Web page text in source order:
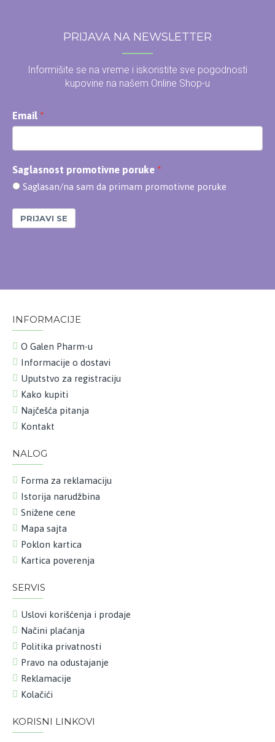
PRIJAVA NA NEWSLETTER
Informišite se na vreme i iskoristite sve pogodnosti
kupovine na našem Online Shop-u
Email
Saglasnost promotivne poruke
Saglasan/na sam da primam promotivne poruke
PRIJAVI SE
INFORMACIJE
O Galen Pharm-u
Informacije o dostavi
Uputstvo za registraciju
Kako kupiti
Najčešća pitanja
Kontakt
NALOG
Forma za reklamaciju
Istorija narudžbina
Snižene cene
Mapa sajta
Poklon kartica
Kartica poverenja
SERVIS
Uslovi korišćenja i prodaje
Načini plaćanja
Politika privatnosti
Pravo na odustajanje
Reklamacije
Kolačići
KORISNI LINKOVI